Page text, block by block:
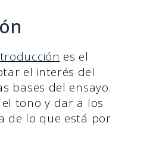
es el
el interés del
bases del ensayo.
tono y dar a los
de lo que está por